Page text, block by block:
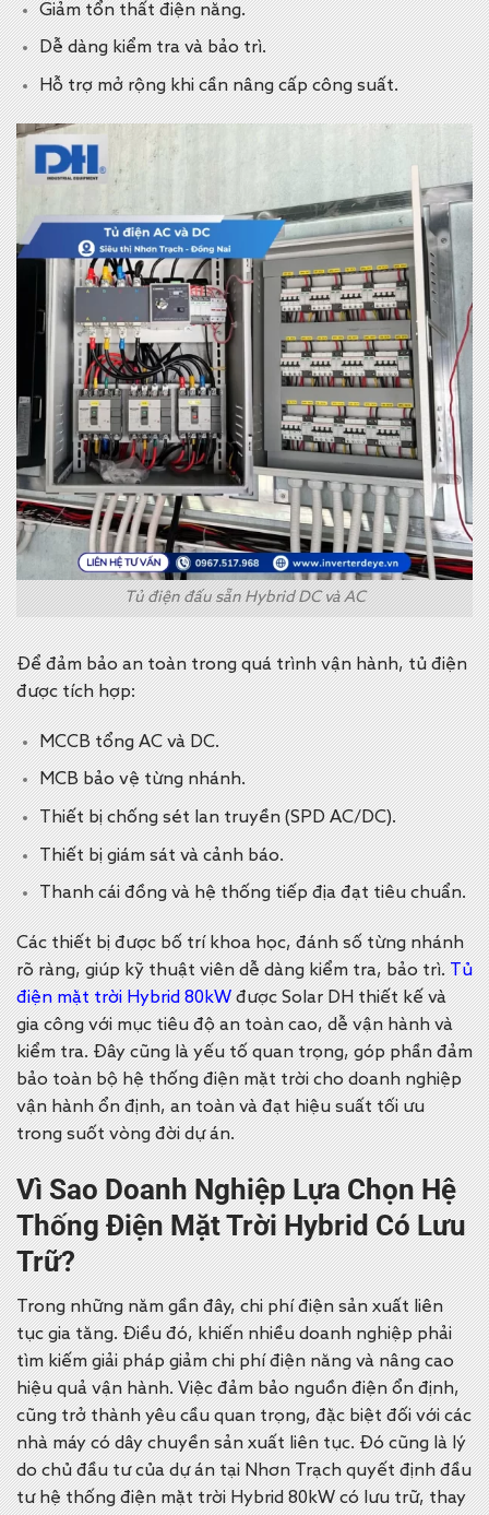
Giảm tổn thất điện năng.
Dễ dàng kiểm tra và bảo trì.
Hỗ trợ mở rộng khi cần nâng cấp công suất.
Tủ điện đấu sẵn Hybrid DC và AC
Để đảm bảo an toàn trong quá trình vận hành, tủ điện
được tích hợp:
MCCB tổng AC và DC.
MCB bảo vệ từng nhánh.
Thiết bị chống sét lan truyền (SPD AC/DC).
Thiết bị giám sát và cảnh báo.
Thanh cái đồng và hệ thống tiếp địa đạt tiêu chuẩn.
Các thiết bị được bố trí khoa học, đánh số từng nhánh
rõ ràng, giúp kỹ thuật viên dễ dàng kiểm tra, bảo trì.Tủ
điện mặt trời Hybrid 80kWđược Solar DH thiết kế và
gia công với mục tiêu độ an toàn cao, dễ vận hành và
kiểm tra.Đây cũng là yếu tố quan trọng, góp phần đảm
bảo toàn bộ hệ thống điện mặt trời cho doanh nghiệp
vận hành ổn định, an toàn và đạt hiệu suất tối ưu
trong suốt vòng đời dự án.
Vì Sao Doanh Nghiệp Lựa Chọn Hệ
Thống Điện Mặt Trời Hybrid Có Lưu
Trữ?
Trong những năm gần đây, chi phí điện sản xuất liên
tục gia tăng. Điều đó, khiến nhiều doanh nghiệp phải
tìm kiếm giải pháp giảm chi phí điện năng và nâng cao
hiệu quả vận hành. Việc đảm bảo nguồn điện ổn định,
cũng trở thành yêu cầu quan trọng, đặc biệt đối với các
nhà máy có dây chuyền sản xuất liên tục.Đó cũng là lý
do chủ đầu tư của dự án tại Nhơn Trạch quyết định đầu
tư hệ thống điện mặt trời Hybrid 80kW có lưu trữ, thay